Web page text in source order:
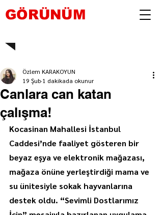
GÖRÜNÜM
Canlara can katan
çalışma!
Özlem KARAKOYUN
19 Şub 1 dakikada okunur
Kocasinan Mahallesi İstanbul
Caddesi’nde faaliyet gösteren bir
beyaz eşya ve elektronik mağazası,
mağaza önüne yerleştirdiği mama ve
su ünitesiyle sokak hayvanlarına
destek oldu. “Sevimli Dostlarımız